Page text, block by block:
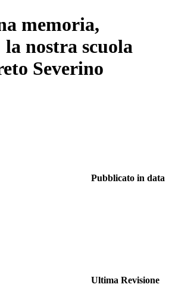
memoria,
nostra scuola
Severino
Pubblicato in data
Ultima Revisione